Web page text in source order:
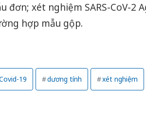
đơn; xét nghiệm SARS-CoV-2
hợp mẫu gộp.
19 dương tính xét nghiệm